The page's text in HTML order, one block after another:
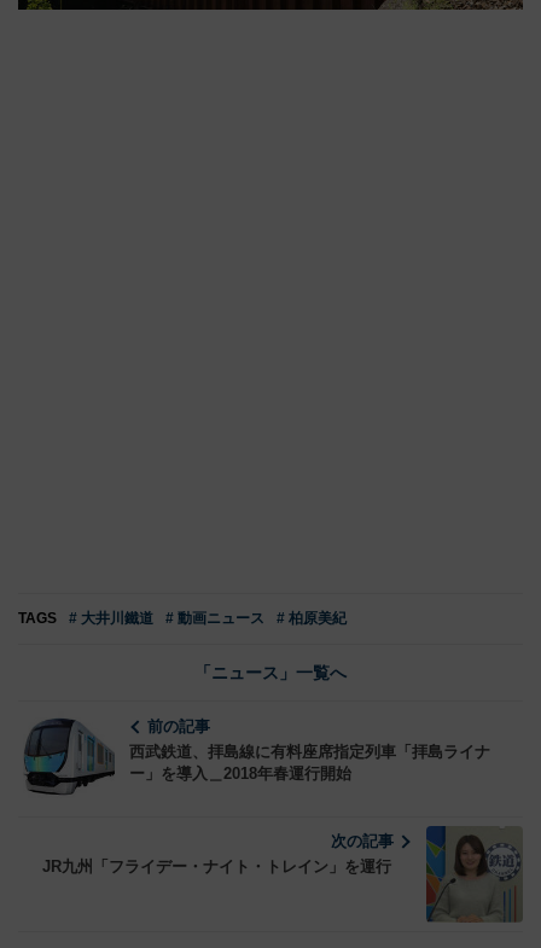
TAGS # 大井川鐵道 # 動画ニュース # 柏原美紀
「ニュース」一覧へ
前の記事
西武鉄道、拝島線に有料座席指定列車「拝島ライナ
ー」を導入＿2018年春運行開始
次の記事
JR九州「フライデー・ナイト・トレイン」を運行